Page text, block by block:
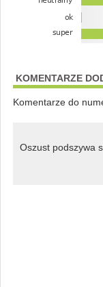
KOMENTARZE
Komentarze do
Oszust podszywa